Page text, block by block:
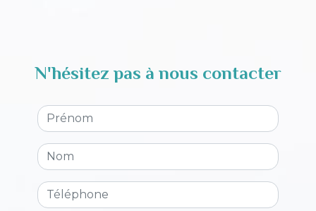
N'hésitez pas à nous contacter